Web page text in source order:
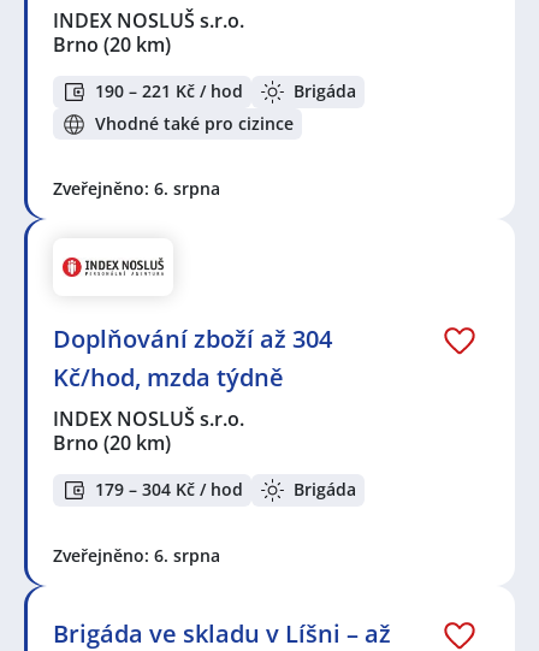
INDEX NOSLUŠ s.r.o.
Brno (20 km)
190 – 221 Kč / hod
Brigáda
Vhodné také pro cizince
Zveřejněno: 6. srpna
Doplňování zboží až 304
Kč/hod, mzda týdně
INDEX NOSLUŠ s.r.o.
Brno (20 km)
179 – 304 Kč / hod Brigáda
Zveřejněno: 6. srpna
Brigáda ve skladu v Líšni – až